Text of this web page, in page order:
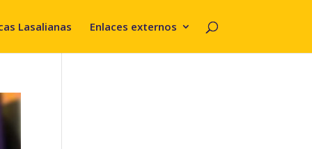
Lasalianas Enlaces externos